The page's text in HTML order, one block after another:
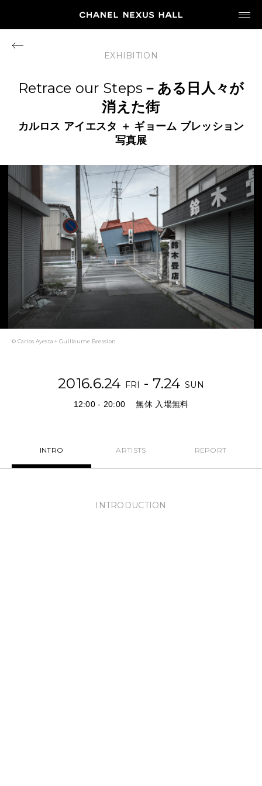
MY CHANEL NEXUS
HOME
PROGRAM
ARCHIVE
NEWS
ABOUT US
EXHIBITION
Retrace our Steps －ある日人々が
消えた街
カルロス アイエスタ ＋ ギョーム ブレッション
写真展
© Carlos Ayesta + Guillaume Bression
2016.6.24 FRI - 7.24SUN
12:00 - 20:00 無休 入場無料
INTRO ARTISTS REPORT
INTRODUCTION